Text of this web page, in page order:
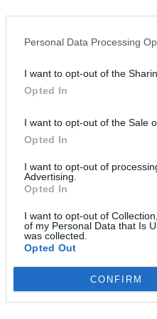
Personal Data Processing
I want to opt-out of the
Opted In
I want to opt-out of the Sale
Opted In
I want to opt-out of
Advertising.
Opted In
I want to opt-out of
of my Personal Data that Is
was collected.
Opted Out
CONFIRM
Οι δηλώσεις έρχονται σε μια